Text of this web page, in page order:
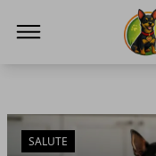
Articoli in Evidenza
SALUTE